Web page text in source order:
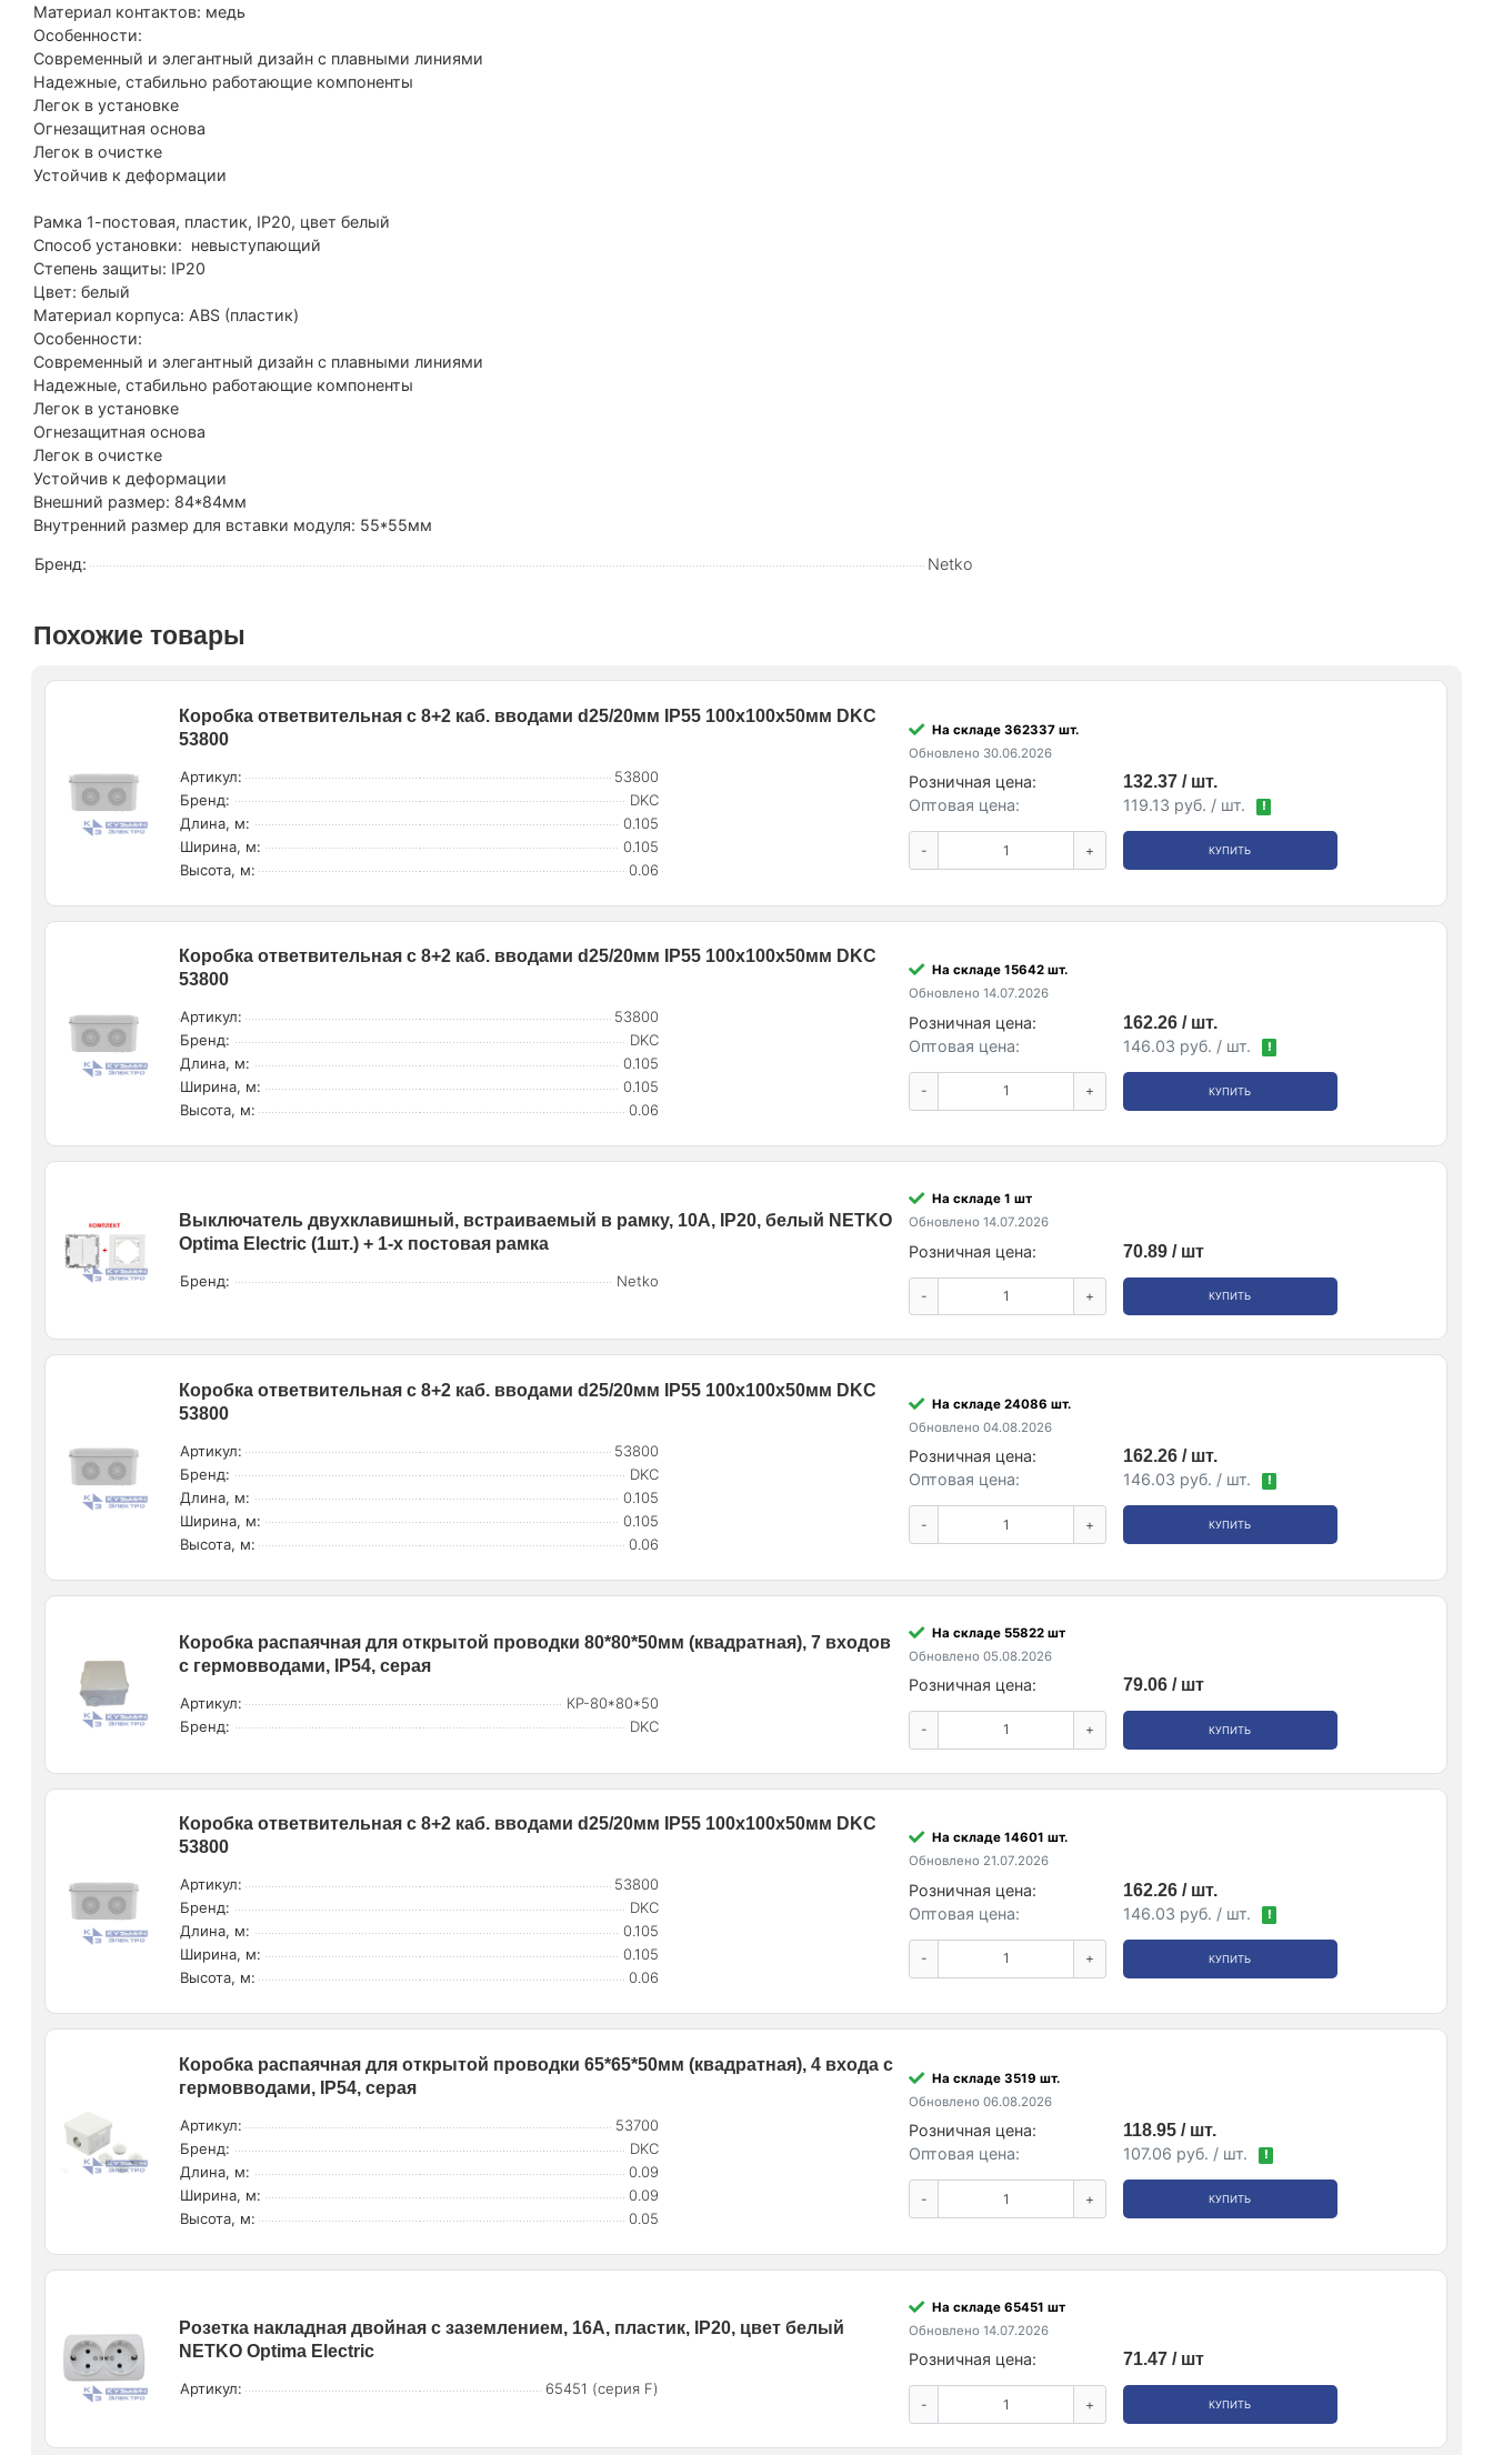
Материал контактов: медь
Особенности:
Современный и элегантный дизайн с плавными линиями
Надежные, стабильно работающие компоненты
Легок в установке
Огнезащитная основа
Легок в очистке
Устойчив к деформации
Рамка 1-постовая, пластик, IP20, цвет белый
Способ установки: невыступающий
Степень защиты: IP20
Цвет: белый
Материал корпуса: ABS (пластик)
Особенности:
Современный и элегантный дизайн с плавными линиями
Надежные, стабильно работающие компоненты
Легок в установке
Огнезащитная основа
Легок в очистке
Устойчив к деформации
Внешний размер: 84*84мм
Внутренний размер для вставки модуля: 55*55мм
Бренд: Netko
Похожие товары
Коробка ответвительная с 8+2 каб. вводами d25/20мм IP55 100х100х50мм DKC
53800
Артикул:
53800
Бренд:
DKC
Длина, м:
0.105
Ширина, м:
0.105
Высота, м:
0.06
На складе 362337 шт.
Обновлено 30.06.2026
Розничная цена:
132.37 / шт.
Оптовая цена:
119.13 руб. / шт. !
- + КУПИТЬ
Коробка ответвительная с 8+2 каб. вводами d25/20мм IP55 100х100х50мм DKC
53800
Артикул:
53800
Бренд:
DKC
Длина, м:
0.105
Ширина, м:
0.105
Высота, м:
0.06
На складе 15642 шт.
Обновлено 14.07.2026
Розничная цена:
162.26 / шт.
Оптовая цена:
146.03 руб. / шт. !
- + КУПИТЬ
Выключатель двухклавишный, встраиваемый в рамку, 10A, IP20, белый NETKO
Optima Electric (1шт.) + 1-х постовая рамка
Бренд: Netko
На складе 1 шт
Обновлено 14.07.2026
Розничная цена: 70.89 / шт
- + КУПИТЬ
Коробка ответвительная с 8+2 каб. вводами d25/20мм IP55 100х100х50мм DKC
53800
Артикул:
53800
Бренд:
DKC
Длина, м:
0.105
Ширина, м:
0.105
Высота, м:
0.06
На складе 24086 шт.
Обновлено 04.08.2026
Розничная цена:
162.26 / шт.
Оптовая цена:
146.03 руб. / шт. !
- + КУПИТЬ
Коробка распаячная для открытой проводки 80*80*50мм (квадратная), 7 входов
с гермовводами, IP54, серая
Артикул:
КР-80*80*50
Бренд:
DKC
На складе 55822 шт
Обновлено 05.08.2026
Розничная цена: 79.06 / шт
- + КУПИТЬ
Коробка ответвительная с 8+2 каб. вводами d25/20мм IP55 100х100х50мм DKC
53800
Артикул:
53800
Бренд:
DKC
Длина, м:
0.105
Ширина, м:
0.105
Высота, м:
0.06
На складе 14601 шт.
Обновлено 21.07.2026
Розничная цена:
162.26 / шт.
Оптовая цена:
146.03 руб. / шт. !
- + КУПИТЬ
Коробка распаячная для открытой проводки 65*65*50мм (квадратная), 4 входа с
гермовводами, IP54, серая
Артикул:
53700
Бренд:
DKC
Длина, м:
0.09
Ширина, м:
0.09
Высота, м:
0.05
На складе 3519 шт.
Обновлено 06.08.2026
Розничная цена:
118.95 / шт.
Оптовая цена:
107.06 руб. / шт. !
- + КУПИТЬ
Розетка накладная двойная с заземлением, 16A, пластик, IP20, цвет белый
NETKO Optima Electric
Артикул: 65451 (серия F)
На складе 65451 шт
Обновлено 14.07.2026
Розничная цена: 71.47 / шт
- + КУПИТЬ